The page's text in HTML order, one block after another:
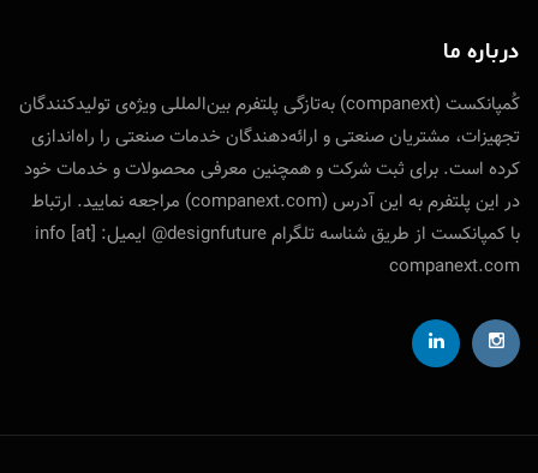
درباره ما
کُمپانکست (companext) به‌تازگی پلتفرم بین‌المللی ویژه‌ی تولید‌کنندگان
تجهیزات، مشتریان صنعتی و ارائه‌دهندگان خدمات صنعتی را راه‌اندازی
کرده است. برای ثبت شرکت و همچنین معرفی محصولات و خدمات خود
در این پلتفرم به این آدرس (companext.com) مراجعه نمایید. ارتباط
با کمپانکست از طریق شناسه تلگرام designfuture@ ایمیل: info [at]
companext.com